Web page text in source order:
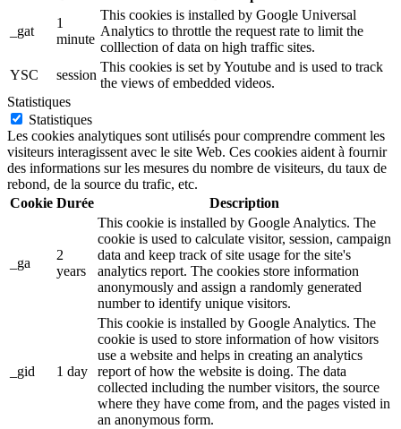
_gat
1
minute
This cookies is installed by Google Universal
Analytics to throttle the request rate to limit the
colllection of data on high traffic sites.
YSC
session
This cookies is set by Youtube and is used to track
the views of embedded videos.
Statistiques
Statistiques
Les cookies analytiques sont utilisés pour comprendre comment les
visiteurs interagissent avec le site Web. Ces cookies aident à fournir
des informations sur les mesures du nombre de visiteurs, du taux de
rebond, de la source du trafic, etc.
Cookie Durée Description
_ga
2
years
This cookie is installed by Google Analytics. The
cookie is used to calculate visitor, session, campaign
data and keep track of site usage for the site's
analytics report. The cookies store information
anonymously and assign a randomly generated
number to identify unique visitors.
_gid 1 day
This cookie is installed by Google Analytics. The
cookie is used to store information of how visitors
use a website and helps in creating an analytics
report of how the website is doing. The data
collected including the number visitors, the source
where they have come from, and the pages visted in
an anonymous form.